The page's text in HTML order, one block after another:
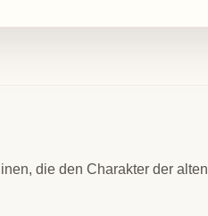
die den Charakter der alten